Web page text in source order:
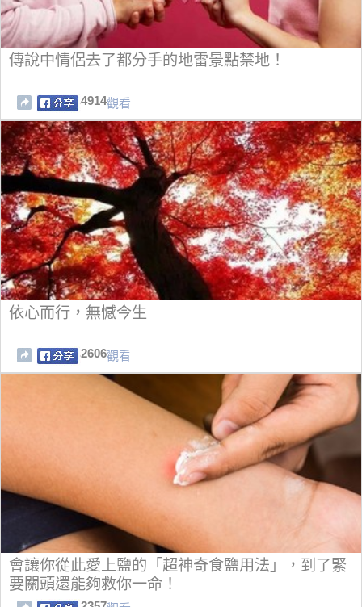
傳說中情侶去了都分手的地雷景點禁地！
4914觀看
依心而行，無憾今生
2606觀看
會讓你從此愛上鹽的「超神奇食鹽用法」，到了緊
要關頭還能夠救你一命！